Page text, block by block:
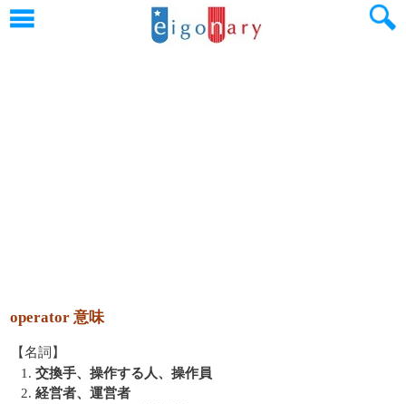
operator 意味
【名詞】
1. 交換手、操作する人、操作員
2. 経営者、運営者